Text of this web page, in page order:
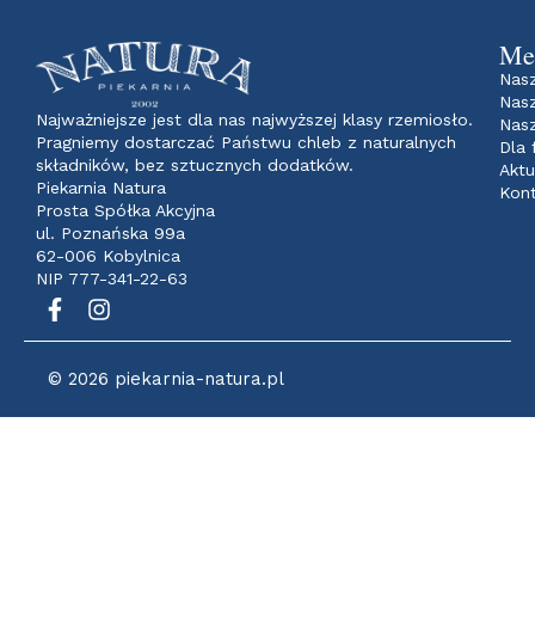
Najważniejsze jest dla nas najwyższej klasy rzemiosło.
Pragniemy dostarczać Państwu chleb z naturalnych
składników, bez sztucznych dodatków.
Piekarnia Natura
Prosta Spółka Akcyjna
ul. Poznańska 99a
62-006 Kobylnica
NIP 777-341-22-63
Dla
© 2026 piekarnia-natura.pl